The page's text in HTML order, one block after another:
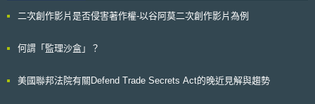
盒特區」體制之推動，於必要時可暫時停止相關現行法規之限制。愛知縣大
車產業聚集地之地位」。 針對上述特區的設置，未來實際落實情況以
二次創作影片是否侵害著作權-以谷阿莫二次創作影片為例
何謂「監理沙盒」？
美國聯邦法院有關Defend Trade Secrets Act的晚近見解與趨勢